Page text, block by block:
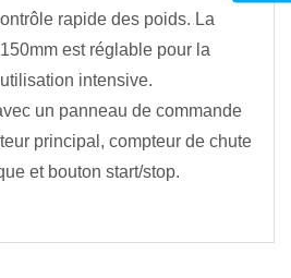
rapide des poids. La
est réglable pour la
intensive.
un panneau de commande
principal, compteur de chute
et bouton start/stop.